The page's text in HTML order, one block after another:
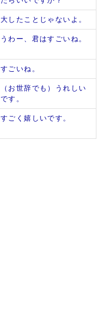
大したことじゃないよ。
うわー、君はすごいね。
すごいね。
（お世辞でも）うれしい
です。
すごく嬉しいです。